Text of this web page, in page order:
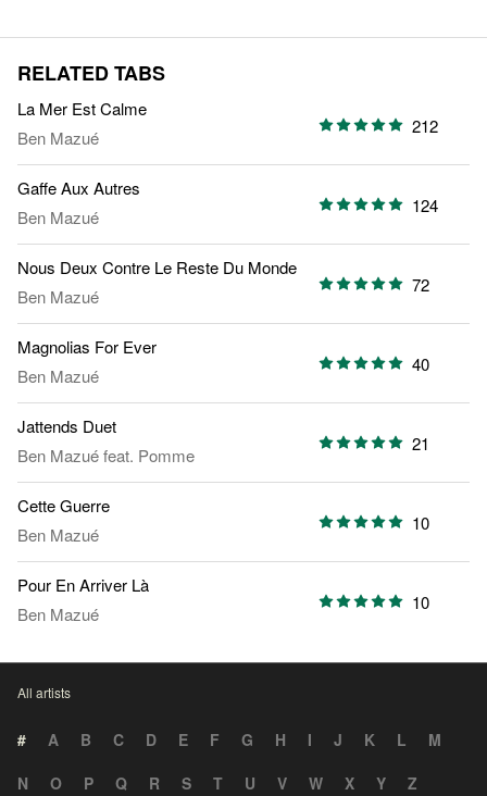
RELATED TABS
La Mer Est Calme
Ben Mazué
212
Gaffe Aux Autres
Ben Mazué
124
Nous Deux Contre Le Reste Du Monde
Ben Mazué
72
Magnolias For Ever
Ben Mazué
40
Jattends Duet
Ben Mazuéfeat. Pomme
21
Cette Guerre
Ben Mazué
10
Pour En Arriver Là
Ben Mazué
10
All artists
# A B C D E F G H I J K L
M
N
O P Q R S T U V W X Y Z